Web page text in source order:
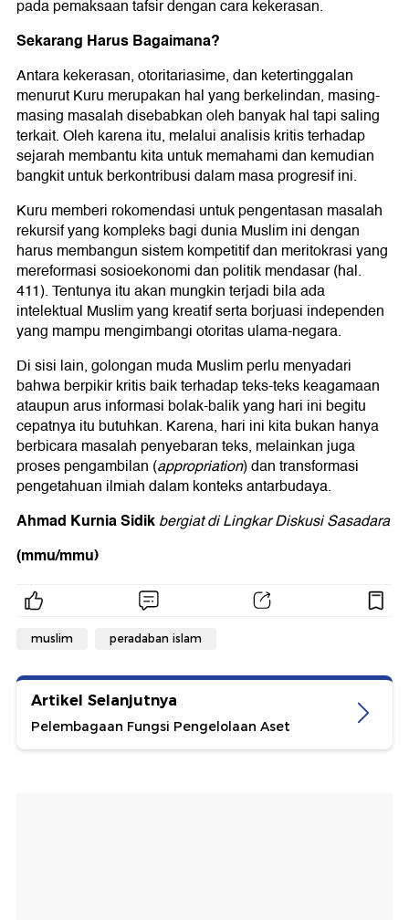
pada pemaksaan tafsir dengan cara kekerasan.
Sekarang Harus Bagaimana?
Antara kekerasan, otoritariasime, dan ketertinggalan
menurut Kuru merupakan hal yang berkelindan, masing-
masing masalah disebabkan oleh banyak hal tapi saling
terkait. Oleh karena itu, melalui analisis kritis terhadap
sejarah membantu kita untuk memahami dan kemudian
bangkit untuk berkontribusi dalam masa progresif ini.
Kuru memberi rokomendasi untuk pengentasan masalah
rekursif yang kompleks bagi dunia Muslim ini dengan
harus membangun sistem kompetitif dan meritokrasi yang
mereformasi sosioekonomi dan politik mendasar (hal.
411). Tentunya itu akan mungkin terjadi bila ada
intelektual Muslim yang kreatif serta borjuasi independen
yang mampu mengimbangi otoritas ulama-negara.
Di sisi lain, golongan muda Muslim perlu menyadari
bahwa berpikir kritis baik terhadap teks-teks keagamaan
ataupun arus informasi bolak-balik yang hari ini begitu
cepatnya itu butuhkan. Karena, hari ini kita bukan hanya
berbicara masalah penyebaran teks, melainkan juga
proses pengambilan (appropriation) dan transformasi
pengetahuan ilmiah dalam konteks antarbudaya.
Ahmad Kurnia Sidikbergiat di Lingkar Diskusi Sasadara
(mmu/mmu)
muslim peradaban islam
Artikel Selanjutnya
Pelembagaan Fungsi Pengelolaan Aset